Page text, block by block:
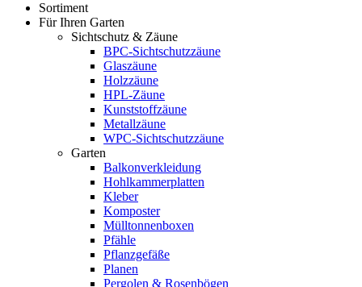
Sortiment
Für Ihren Garten
Sichtschutz & Zäune
BPC-Sichtschutzzäune
Glaszäune
Holzzäune
HPL-Zäune
Kunststoffzäune
Metallzäune
WPC-Sichtschutzzäune
Garten
Balkonverkleidung
Hohlkammerplatten
Kleber
Komposter
Mülltonnenboxen
Pfähle
Pflanzgefäße
Planen
Pergolen & Rosenbögen